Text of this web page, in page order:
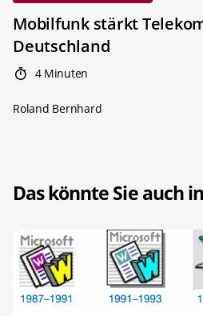
Mobilfunk stärkt
Deutschland
4 Minuten
Roland Bernhard
Das könnte Sie auch